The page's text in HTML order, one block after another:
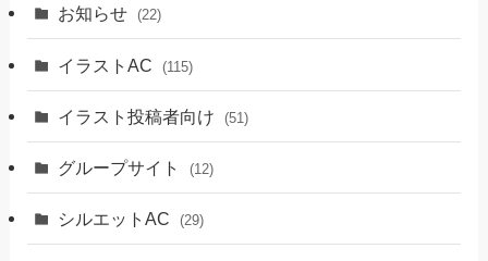
お知らせ (22)
イラストAC (115)
イラスト投稿者向け (51)
グループサイト (12)
シルエットAC (29)